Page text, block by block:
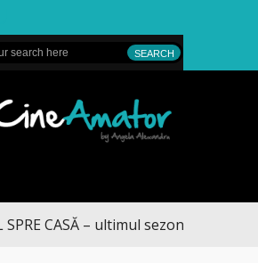
CASĂ – ultimul sezon te aduce la